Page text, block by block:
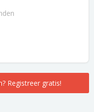
Registreer gratis!